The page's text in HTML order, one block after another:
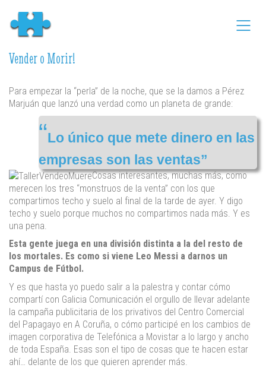
Vender o Morir!
Para empezar la “perla” de la noche, que se la damos a Pérez
Marjuán que lanzó una verdad como un planeta de grande:
“Lo único que mete dinero en las
empresas son las ventas”
Cosas interesantes, muchas más, como
merecen los tres “monstruos de la venta” con los que
compartimos techo y suelo al final de la tarde de ayer. Y digo
techo y suelo porque muchos no compartimos nada más. Y es
una pena.
Esta gente juega en una división distinta a la del resto de
los mortales. Es como si viene Leo Messi a darnos un
Campus de Fútbol.
Y es que hasta yo puedo salir a la palestra y contar cómo
compartí con Galicia Comunicación el orgullo de llevar adelante
la campaña publicitaria de los privativos del Centro Comercial
del Papagayo en A Coruña, o cómo participé en los cambios de
imagen corporativa de Telefónica a Movistar a lo largo y ancho
de toda España. Esas son el tipo de cosas que te hacen estar
ahí… delante de los que quieren aprender más.